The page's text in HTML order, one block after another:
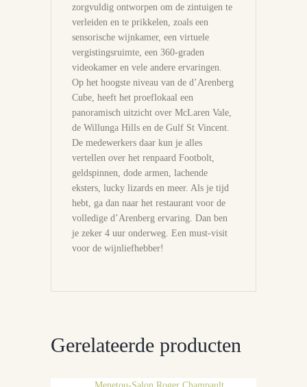
zorgvuldig ontworpen om de zintuigen te
verleiden en te prikkelen, zoals een
sensorische wijnkamer, een virtuele
vergistingsruimte, een 360-graden
videokamer en vele andere ervaringen.
Op het hoogste niveau van de d’Arenberg
Cube, heeft het proeflokaal een
panoramisch uitzicht over McLaren Vale,
de Willunga Hills en de Gulf St Vincent.
De medewerkers daar kun je alles
vertellen over het renpaard Footbolt,
geldspinnen, dode armen, lachende
eksters, lucky lizards en meer. Als je tijd
hebt, ga dan naar het restaurant voor de
volledige d’Arenberg ervaring. Dan ben
je zeker 4 uur onderweg. Een must-visit
voor de wijnliefhebber!
Gerelateerde producten